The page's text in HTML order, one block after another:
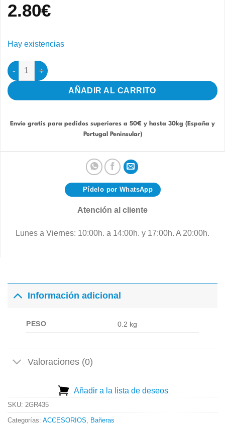
2.80€
Hay existencias
Bañera externa garda cantidad
AÑADIR AL CARRITO
Envío gratis para pedidos superiores a 50€ y hasta 30kg (España y
Portugal Peninsular)
Pídelo por WhatsApp
Atención al cliente
Lunes a Viernes: 10:00h. a 14:00h. y 17:00h. A 20:00h.
Información adicional
PESO 0.2 kg
Valoraciones (0)
Añadir a la lista de deseos
SKU: 2GR435
Categorías: ACCESORIOS Bañeras